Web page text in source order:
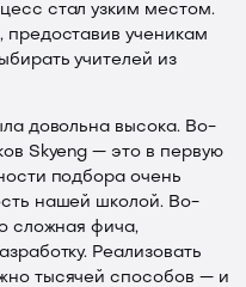
стал узким местом.
ученикам
учителей из
довольна высока. Во-
Skyeng — это в первую
подбора очень
нашей школой. Во-
сложная фича,
Реализовать
тысячей способов — и